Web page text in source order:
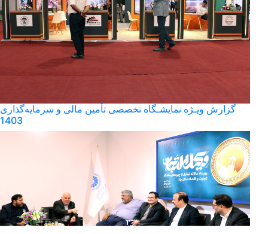
گزارش ویـژه نمایشـگاه تخصصی تأمین مالی و سرمایه‌گذاری
1403